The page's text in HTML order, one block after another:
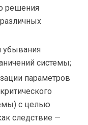
решения
убывания
системы;
параметров
с целью
следствие —